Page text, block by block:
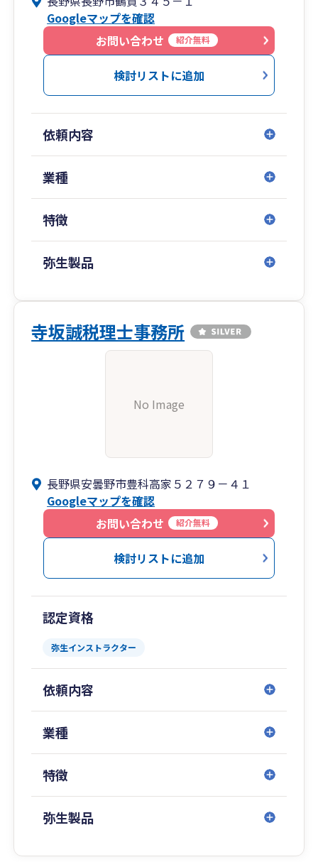
Googleマップを確認
お問い合わせ
紹介無料
検討リストに追加
依頼内容
業種
特徴
弥生製品
寺坂誠税理士事務所
No Image
長野県安曇野市豊科高家５２７９－４１
Googleマップを確認
お問い合わせ
紹介無料
検討リストに追加
認定資格
弥生インストラクター
依頼内容
業種
特徴
弥生製品